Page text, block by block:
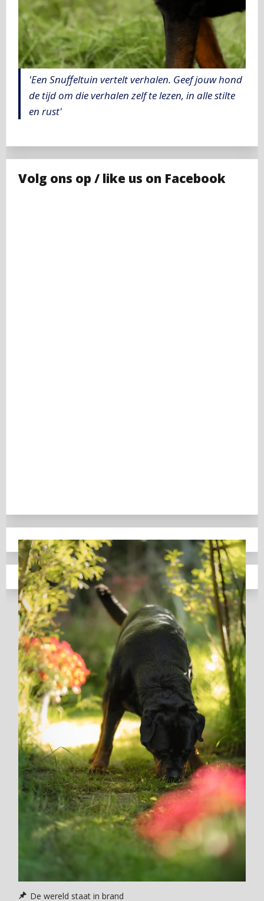
'Een Snuffeltuin vertelt verhalen. Geef jouw hond
de tijd om die verhalen zelf te lezen, in alle stilte
en rust'
Volg ons op / like us on Facebook
De wereld staat in brand